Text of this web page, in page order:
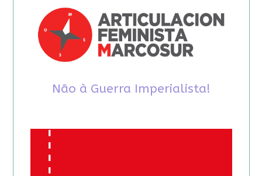
Não à Guerra Imperialista!